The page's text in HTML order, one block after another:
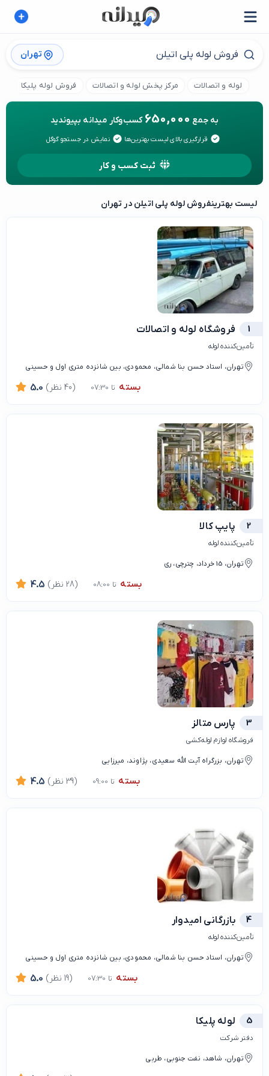
تهران
لوله و اتصالات مرکز پخش لوله و اتصالات فروش لوله پلیکا
به جمع 650,000 کسب‌وکار میدانه بپیوندید
قرارگیری بالای لیست بهترین‌ها نمایش در جستجو گوگل
ثبت کسب و کار
لیست بهترینفروش لوله پلی اتیلن در تهران
1 فروشگاه لوله و اتصالات
تأمین‌کننده لوله
تهران، استاد حسن بنا شمالی، محمودی، بین شانزده متری اول و حسینی
بسته تا 07:30 5.0 (40 نظر)
2 پایپ کالا
تأمین‌کننده لوله
تهران، 15 خرداد، چترچی، ری
بسته تا 08:00 4.5 (28 نظر)
3 پارس متالز
فروشگاه لوازم لوله‌کشی
تهران، بزرگراه آیت الله سعیدی، پژاوند، میرزایی
بسته تا 09:00 4.5 (39 نظر)
4 بازرگانی امیدوار
تأمین‌کننده لوله
تهران، استاد حسن بنا شمالی، محمودی، بین شانزده متری اول و حسینی
بسته تا 07:30 5.0 (19 نظر)
5 لوله پلیکا
دفتر شرکت
تهران، شاهد، نفت جنوبی، طربی